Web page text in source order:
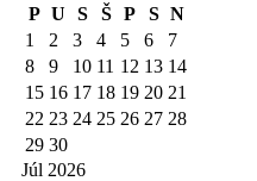
P U S Š P S N
1
2 3 4 5 6
7
8
9 10 11 12 13 14
15 16 17 18 19 20 21
22 23 24 25 26 27 28
29 30
Júl 2026